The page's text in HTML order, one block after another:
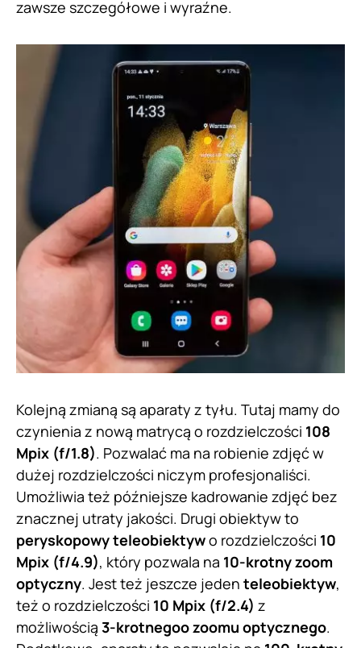
zawsze szczegółowe i wyraźne.
Kolejną zmianą są aparaty z tyłu. Tutaj mamy do
czynienia z nową matrycą o rozdzielczości 108
Mpix (f/1.8). Pozwalać ma na robienie zdjęć w
dużej rozdzielczości niczym profesjonaliści.
Umożliwia też późniejsze kadrowanie zdjęć bez
znacznej utraty jakości. Drugi obiektyw to
peryskopowy teleobiektywo rozdzielczości 10
Mpix (f/4.9), który pozwala na 10-krotny zoom
optyczny. Jest też jeszcze jeden teleobiektyw,
też o rozdzielczości 10 Mpix (f/2.4) z
możliwością 3-krotnegoo zoomu optycznego.